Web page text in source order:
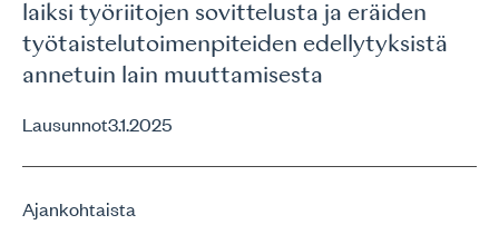
laiksi työriitojen sovittelusta ja eräiden
työtaistelutoimenpiteiden edellytyksistä
annetuin lain muuttamisesta
Lausunnot3.1.2025
Ajankohtaista